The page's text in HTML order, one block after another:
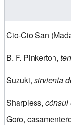
Cio-Cio San
B. F. Pinkerton,
Suzuki, sirvienta
Sharpless, cónsul
Goro,